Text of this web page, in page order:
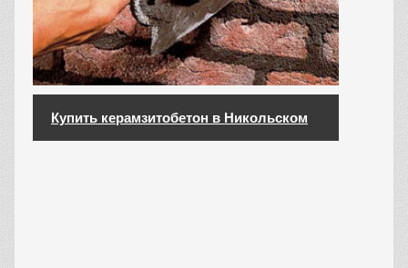
Купить керамзитобетон в Никольском